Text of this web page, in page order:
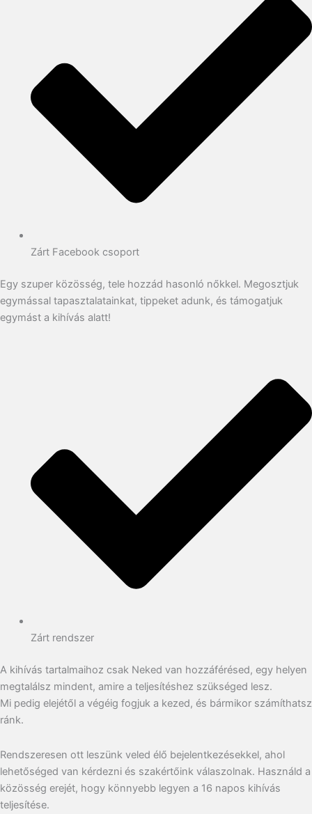
Zárt Facebook csoport
Egy szuper közösség, tele hozzád hasonló nőkkel. Megosztjuk
egymással tapasztalatainkat, tippeket adunk, és támogatjuk
egymást a kihívás alatt!
Zárt rendszer
A kihívás tartalmaihoz csak Neked van hozzáférésed, egy helyen
megtalálsz mindent, amire a teljesítéshez szükséged lesz.
Mi pedig elejétől a végéig fogjuk a kezed, és bármikor számíthatsz
ránk.
Rendszeresen ott leszünk veled élő bejelentkezésekkel, ahol
lehetőséged van kérdezni és szakértőink válaszolnak. Használd a
közösség erejét, hogy könnyebb legyen a 16 napos kihívás
teljesítése.